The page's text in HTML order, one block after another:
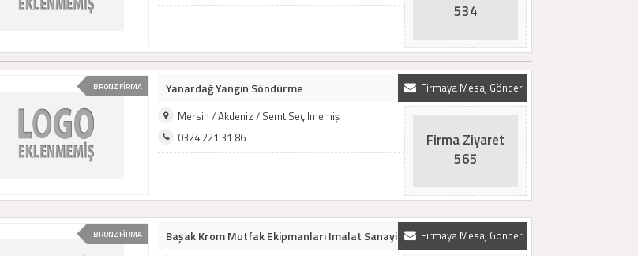
534
BRONZ FİRMA Firmaya Mesaj Gönder
Yanardağ Yangın Söndürme
Mersin / Akdeniz / Semt Seçilmemiş
0324 221 31 86
Firma Ziyaret
565
BRONZ FİRMA Firmaya Mesaj Gönder
Başak Krom Mutfak Ekipmanları Imalat Sanayi